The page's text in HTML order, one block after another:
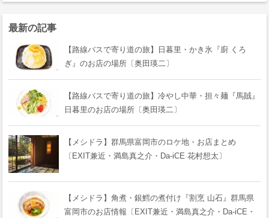
最新の記事
【路線バスで寄り道の旅】日暮里・かき氷『廚 くろ
ぎ』のお店の場所〔奥田瑛二〕
【路線バスで寄り道の旅】冷やし中華・担々麺『馬賊』
日暮里のお店の場所〔奥田瑛二〕
【メシドラ】群馬県富岡市のロケ地・お店まとめ
〔EXIT兼近・満島真之介・Da-iCE 花村想太〕
【メシドラ】角煮・銀鱈の煮付け『割烹 山石』群馬県
富岡市のお店情報〔EXIT兼近・満島真之介・Da-iCE・